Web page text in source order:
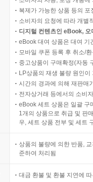
복제가 가능한 상품 등의
소비자의 요청에 따라 개별
디지털 컨텐츠인 eBook,
eBook 대여 상품은 대여 기
모바일 쿠폰 등록 후 취소/
중고상품이 구매확정(자동
LP상품의 재생 불량 원인
시간의 경과에 의해 재판매
전자상거래 등에서의 소비
eBook 세트 상품은 일괄 구
1개의 상품으로 취급 및 판
우, 세트 상품 전부 및 세트
상품의 불량에 의한 반품,
준하여 처리됨
대금 환불 및 환불 지연에